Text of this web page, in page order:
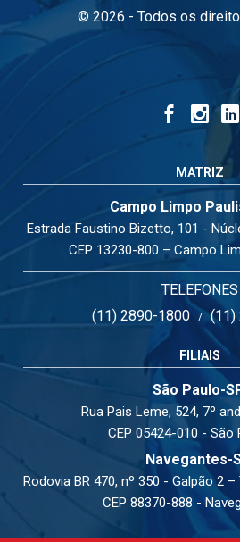
© 2026 - Todos os
MATRIZ
Campo Limpo
Estrada Faustino Bizetto, 101 -
CEP 13230-800 – Campo
TELEFONES
(11) 2890-1800/(11)
FILIAIS
São Paulo-
Rua Pais Leme, 524, 7º
CEP 05424-010 - São
Navegantes-
Rodovia BR 470, nº 350 - Galpão 2
CEP 88370-888 -